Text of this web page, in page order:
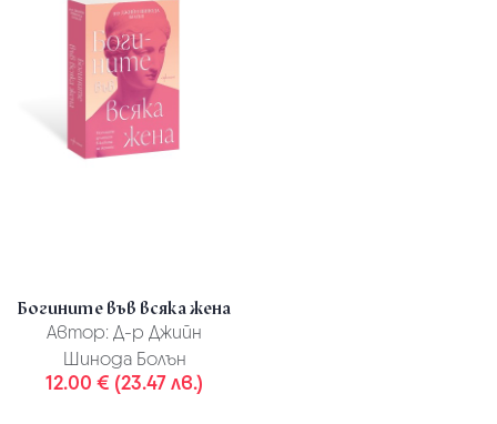
Богините във всяка жена
Автор: Д-р Джийн
Шинода Болън
12.00 € (23.47 лв.)